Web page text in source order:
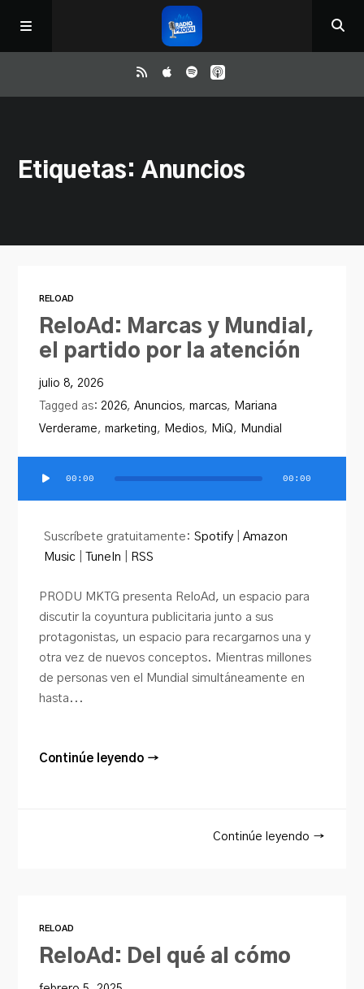
ReloAd
Contacto
Etiquetas: Anuncios
RELOAD
ReloAd: Marcas y Mundial,
el partido por la atención
julio 8, 2026
Tagged as: 2026,Anuncios,marcas, Mariana
Verderame,marketing, Medios, MiQ, Mundial
Reproductor
00:00 00:00
Suscríbete gratuitamente:Spotify |Amazon
Music
TuneIn RSS
PRODU MKTG presenta ReloAd, un espacio para
discutir la coyuntura publicitaria junto a sus
protagonistas, un espacio para recargarnos una y
otra vez de nuevos conceptos. Mientras millones
de personas ven el Mundial simultáneamente en
hasta...
Continúe leyendo →
Continúe leyendo →
RELOAD
ReloAd: Del qué al cómo